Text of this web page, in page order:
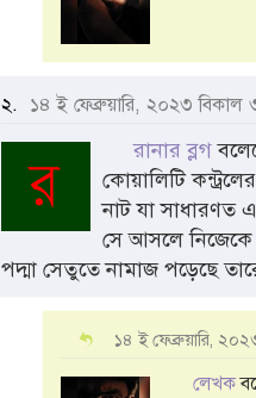
২. ১৪ ই ফেব্রুয়ারি, ২০২৩ বিকাল
রানার ব্লগ
কোয়ালিটি
নাট যা সাধারণত
সে আসলে নিজেকে
পদ্মা সেতুতে নামাজ পড়েছে
১৪ ই ফেব্রুয়ারি,
লেখক